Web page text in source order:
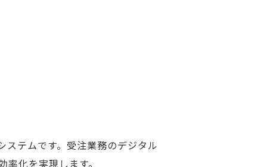
テムです。受注業務のデジタル
化を実現します。